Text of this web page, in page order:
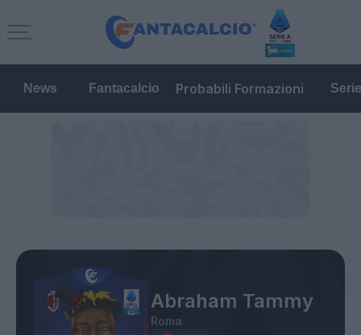
News Fantacalcio Probabili Formazioni
Abraham Tammy
Roma